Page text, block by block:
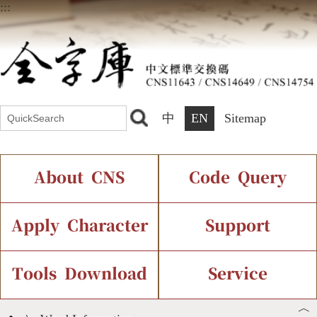
:::
中 EN Sitemap
About CNS
Introduction Current Status
Chinese Code Status
Code Query
IDS Query
Components Query
Apply Character
Application Process
Support
Font Instant Display
Tools Download Service
︿